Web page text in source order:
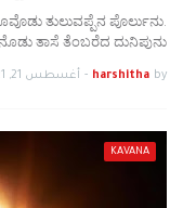
ತುಲುವಪ್ಪೆನ ಪೊರ್ಲುನು.
ತಾಸೆ ತೆಂಬರೆದ ದುನಿಪುನು. …
by
harshitha
- أغسطس 21, 2021
KAVANA